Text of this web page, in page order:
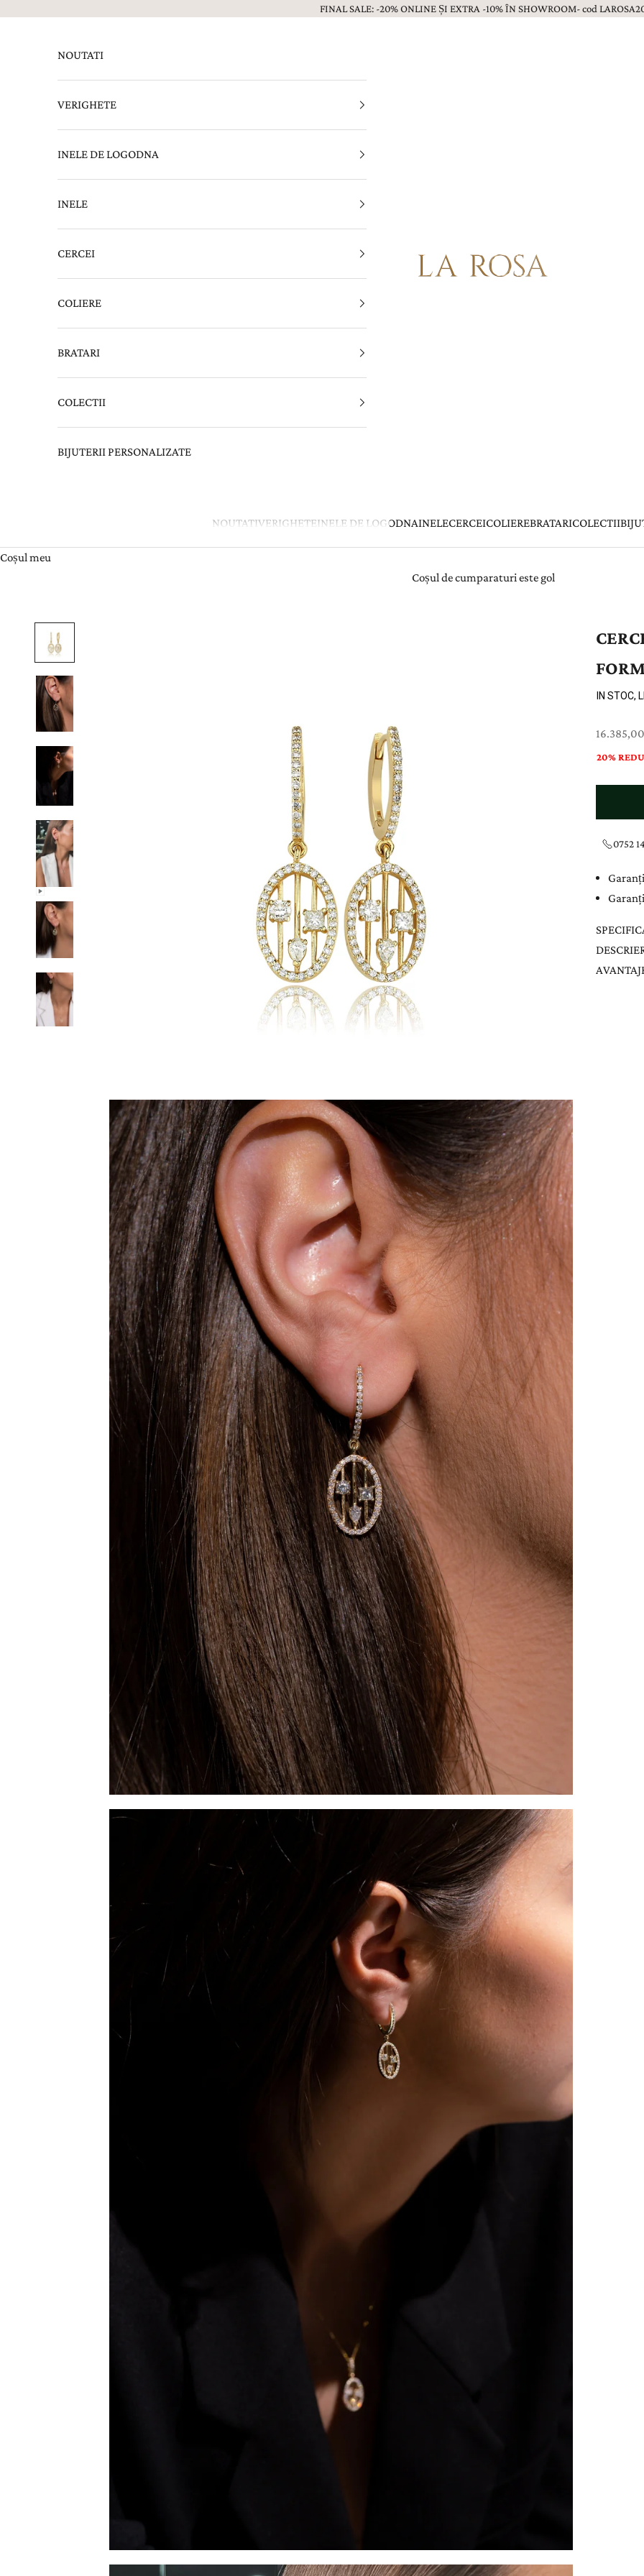
FINAL SALE: -20% ONLINE ȘI EXTRA -10% ÎN SHOWROOM- cod
Bijuterii LA ROSA
NOUTATIVERIGHETEINELE DE LOGODNAINELECERCEICOLIEREBRATARICOLECTII
NOUTATI
VERIGHETE
INELE DE LOGODNA
INELE
CERCEI
COLIERE
BRATARI
COLECTII
BIJUTERII PERSONALIZATE
Coșul meu
Coșul de cumparaturi este gol
IN STOC,
Preț cu
20%
0752